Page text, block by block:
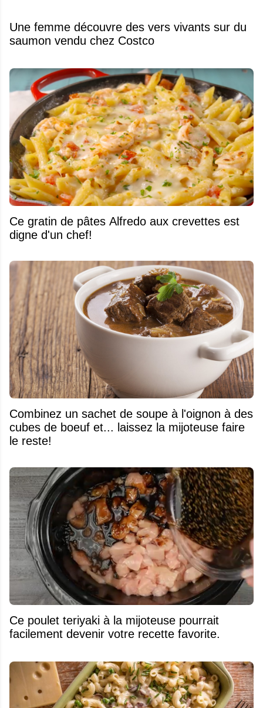
Une femme découvre des vers vivants sur du
saumon vendu chez Costco
Ce gratin de pâtes Alfredo aux crevettes est
digne d'un chef!
Combinez un sachet de soupe à l'oignon à des
cubes de boeuf et... laissez la mijoteuse faire
le reste!
Ce poulet teriyaki à la mijoteuse pourrait
facilement devenir votre recette favorite.